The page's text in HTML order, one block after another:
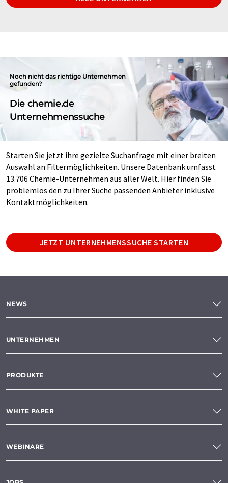
Noch nicht das richtige Unternehmen
gefunden?
Die chemie.de
Unternehmenssuche
Starten Sie jetzt ihre gezielte Suchanfrage mit einer breiten
Auswahl an Filtermöglichkeiten. Unsere Datenbank umfasst
13.706 Chemie-Unternehmen aus aller Welt. Hier finden Sie
problemlos den zu Ihrer Suche passenden Anbieter inklusive
Kontaktmöglichkeiten.
JETZT UNTERNEHMENSSUCHE STARTEN
NEWS
UNTERNEHMEN
PRODUKTE
WHITE PAPER
WEBINARE